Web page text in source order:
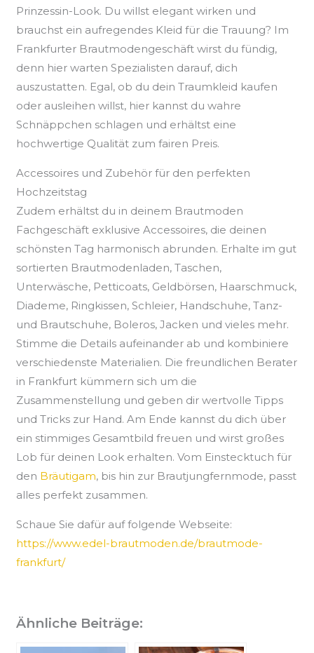
Prinzessin-Look. Du willst elegant wirken und
brauchst ein aufregendes Kleid für die Trauung? Im
Frankfurter Brautmodengeschäft wirst du fündig,
denn hier warten Spezialisten darauf, dich
auszustatten. Egal, ob du dein Traumkleid kaufen
oder ausleihen willst, hier kannst du wahre
Schnäppchen schlagen und erhältst eine
hochwertige Qualität zum fairen Preis.
Accessoires und Zubehör für den perfekten
Hochzeitstag
Zudem erhältst du in deinem Brautmoden
Fachgeschäft exklusive Accessoires, die deinen
schönsten Tag harmonisch abrunden. Erhalte im gut
sortierten Brautmodenladen, Taschen,
Unterwäsche, Petticoats, Geldbörsen, Haarschmuck,
Diademe, Ringkissen, Schleier, Handschuhe, Tanz-
und Brautschuhe, Boleros, Jacken und vieles mehr.
Stimme die Details aufeinander ab und kombiniere
verschiedenste Materialien. Die freundlichen Berater
in Frankfurt kümmern sich um die
Zusammenstellung und geben dir wertvolle Tipps
und Tricks zur Hand. Am Ende kannst du dich über
ein stimmiges Gesamtbild freuen und wirst großes
Lob für deinen Look erhalten. Vom Einstecktuch für
den Bräutigam, bis hin zur Brautjungfernmode, passt
alles perfekt zusammen.
Schaue Sie dafür auf folgende Webseite:
https://www.edel-brautmoden.de/brautmode-
frankfurt/
Ähnliche Beiträge: